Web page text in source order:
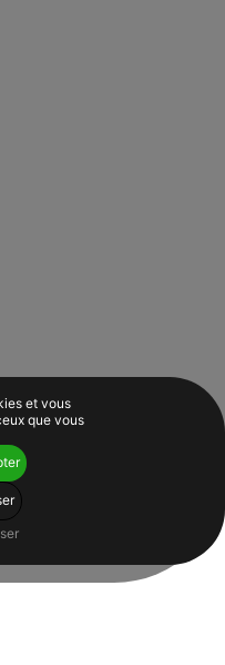
et vous
que vous